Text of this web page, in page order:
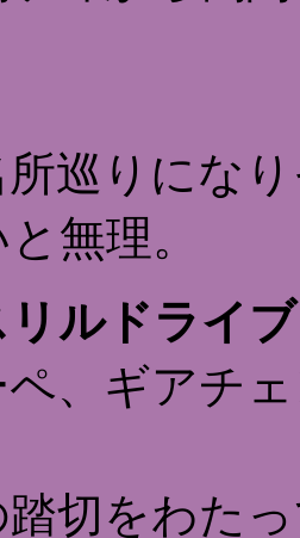
巡りにな
無理。
ルドライブ
、ギアチ
切をわた